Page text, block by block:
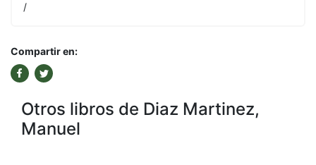
/
Compartir en:
Otros libros de Diaz Martinez,
Manuel